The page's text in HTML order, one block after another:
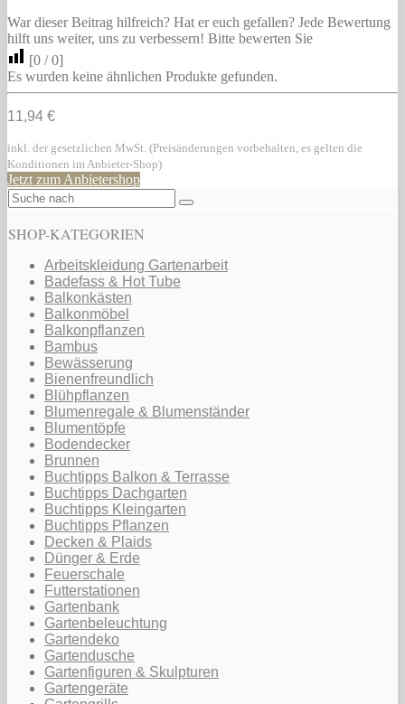
War dieser Beitrag hilfreich? Hat er euch gefallen? Jede Bewertung
hilft uns weiter, uns zu verbessern! Bitte bewerten Sie
[0 /0]
Es wurden keine ähnlichen Produkte gefunden.
11,94 €
inkl. der gesetzlichen MwSt. (Preisänderungen vorbehalten, es gelten die
Konditionen im Anbieter-Shop)
Jetzt zum Anbietershop
SHOP-KATEGORIEN
Arbeitskleidung Gartenarbeit
Badefass & Hot Tube
Balkonkästen
Balkonmöbel
Balkonpflanzen
Bambus
Bewässerung
Bienenfreundlich
Blühpflanzen
Blumenregale & Blumenständer
Blumentöpfe
Bodendecker
Brunnen
Buchtipps Balkon & Terrasse
Buchtipps Dachgarten
Buchtipps Kleingarten
Buchtipps Pflanzen
Decken & Plaids
Dünger & Erde
Feuerschale
Futterstationen
Gartenbank
Gartenbeleuchtung
Gartendeko
Gartendusche
Gartenfiguren & Skulpturen
Gartengeräte